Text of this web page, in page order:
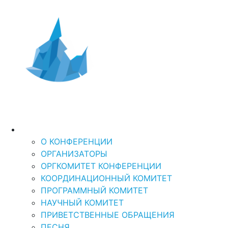
О КОНФЕРЕНЦИИ
ОРГАНИЗАТОРЫ
ОРГКОМИТЕТ КОНФЕРЕНЦИИ
КООРДИНАЦИОННЫЙ КОМИТЕТ
ПРОГРАММНЫЙ КОМИТЕТ
НАУЧНЫЙ КОМИТЕТ
ПРИВЕТСТВЕННЫЕ ОБРАЩЕНИЯ